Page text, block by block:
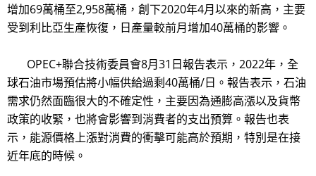
增加69萬桶至2,958萬桶，創下2020年4月以來的新高，主要
受到利比亞生產恢復，日產量較前月增加40萬桶的影響。
OPEC+聯合技術委員會8月31日報告表示，2022年，全
球石油市場預估將小幅供給過剩40萬桶/日。報告表示，石油
需求仍然面臨很大的不確定性，主要因為通膨高漲以及貨幣
政策的收緊，也將會影響到消費者的支出預算。報告也表
示，能源價格上漲對消費的衝擊可能高於預期，特別是在接
近年底的時候。